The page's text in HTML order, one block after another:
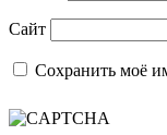
Сайт
Сохранить моё